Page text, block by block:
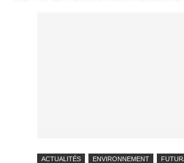
ACTUALITÉS ENVIRONNEMENT